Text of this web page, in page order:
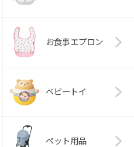
お食事エプロン
ベビートイ
ペット用品